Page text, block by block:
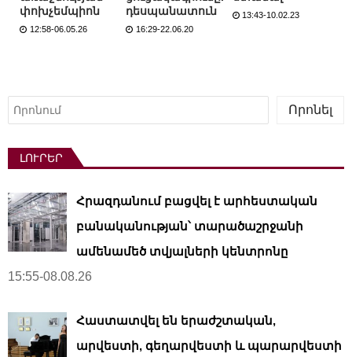
փոխչեմպիոն
12:58-06.05.26
դեսպանատուն
16:29-22.06.20
13:43-10.02.23
Որոնել
Որոնել
ԼՈՒՐԵՐ
Հրազդանում բացվել է արհեստական ​​
բանականության՝ տարածաշրջանի
ամենամեծ տվյալների կենտրոնը
15:55-08.08.26
Հաստատվել են երաժշտական,
արվեստի, գեղարվեստի և պարարվեստի